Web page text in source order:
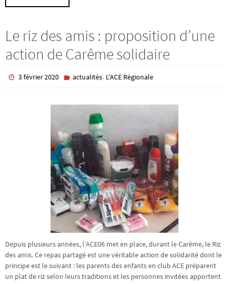
Le riz des amis : proposition d’une
action de Carême solidaire
3 février 2020 actualités, L'ACE Régionale
Depuis plusieurs années, l’ACE06 met en place, durant le Carême, le Riz
des amis. Ce repas partagé est une véritable action de solidarité dont le
principe est le suivant : les parents des enfants en club ACE préparent
un plat de riz selon leurs traditions et les personnes invitées apportent